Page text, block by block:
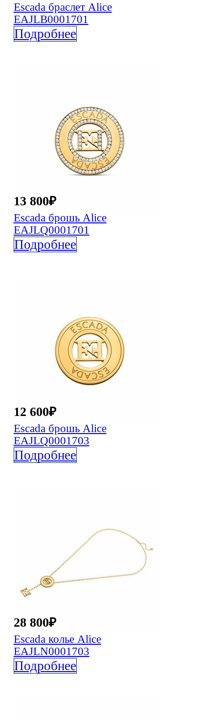
Escada браслет Alice
EAJLB0001701
Подробнее
13 800₽
Escada брошь Alice
EAJLQ0001701
Подробнее
12 600₽
Escada брошь Alice
EAJLQ0001703
Подробнее
28 800₽
Escada колье Alice
EAJLN0001703
Подробнее